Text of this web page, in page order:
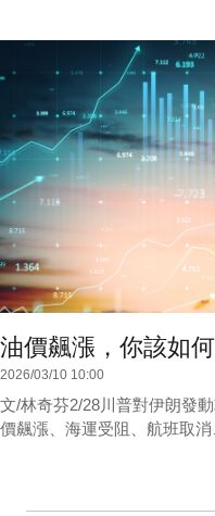
油價飆漲，你該如
2026/03/10 10:00
文/林奇芬2/28川普對伊朗發
價飆漲、海運受阻、航班取